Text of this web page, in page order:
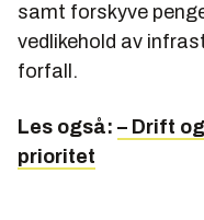
samt forskyve
vedlikehold av
forfall.
Les også: – Drift
prioritet